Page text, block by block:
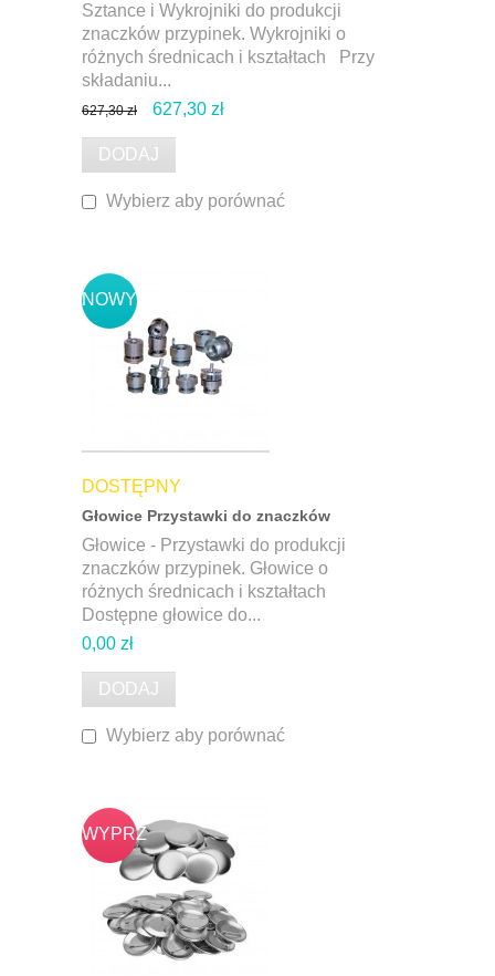
Sztance i Wykrojniki do produkcji
znaczków przypinek. Wykrojniki o
różnych średnicach i kształtach Przy
składaniu...
627,30 zł 627,30 zł
DODAJ
Wybierz aby porównać
NOWY
DOSTĘPNY
Głowice Przystawki do znaczków
Głowice - Przystawki do produkcji
znaczków przypinek. Głowice o
różnych średnicach i kształtach
Dostępne głowice do...
0,00 zł
DODAJ
Wybierz aby porównać
WYPRZ